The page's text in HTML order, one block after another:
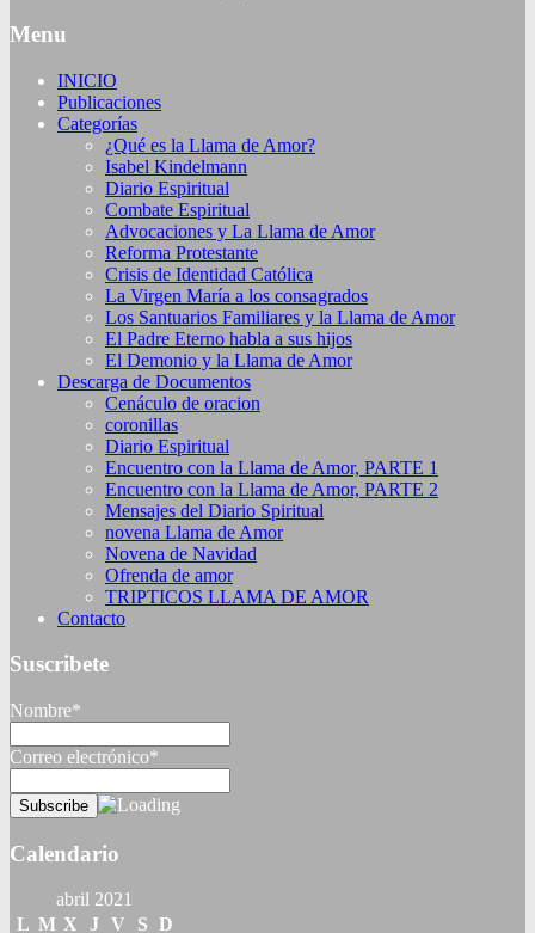
Menu
INICIO
Publicaciones
Categorías
¿Qué es la Llama de Amor?
Isabel Kindelmann
Diario Espiritual
Combate Espiritual
Advocaciones y La Llama de Amor
Reforma Protestante
Crisis de Identidad Católica
La Virgen María a los consagrados
Los Santuarios Familiares y la Llama de Amor
El Padre Eterno habla a sus hijos
El Demonio y la Llama de Amor
Descarga de Documentos
Cenáculo de oracion
coronillas
Diario Espiritual
Encuentro con la Llama de Amor, PARTE 1
Encuentro con la Llama de Amor, PARTE 2
Mensajes del Diario Spiritual
novena Llama de Amor
Novena de Navidad
Ofrenda de amor
TRIPTICOS LLAMA DE AMOR
Contacto
Suscribete
Nombre*
Correo electrónico*
Calendario
abril 2021
L M X J V S D